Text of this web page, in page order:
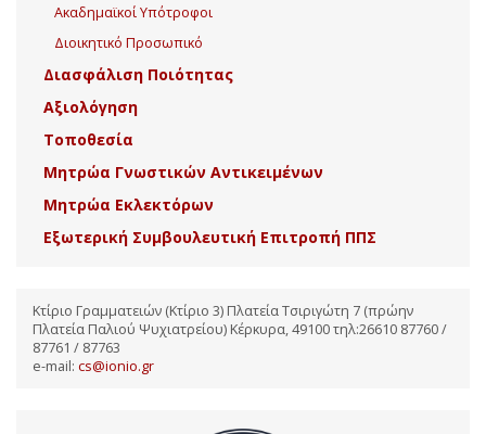
Ακαδημαϊκοί Υπότροφοι
Διοικητικό Προσωπικό
Διασφάλιση Ποιότητας
Αξιολόγηση
Τοποθεσία
Μητρώα Γνωστικών Αντικειμένων
Μητρώα Εκλεκτόρων
Εξωτερική Συμβουλευτική Επιτροπή ΠΠΣ
Κτίριο Γραμματειών (Κτίριο 3) Πλατεία Τσιριγώτη 7 (πρώην
Πλατεία Παλιού Ψυχιατρείου) Κέρκυρα, 49100 τηλ:26610 87760 /
87761 / 87763
e-mail: cs@ionio.gr